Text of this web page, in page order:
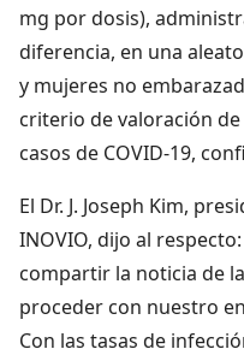
mg por dosis),
diferencia, en una
y mujeres no
criterio de valoración
casos de COVID-19,
El Dr. J. Joseph Kim,
INOVIO, dijo al
compartir la noticia de
proceder con nuestro
Con las tasas de